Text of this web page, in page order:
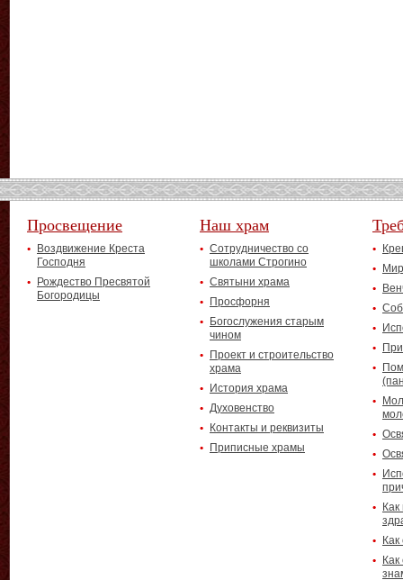
Просвещение
Воздвижение Креста
Господня
Рождество Пресвятой
Богородицы
Наш храм
Сотрудничество со
школами Строгино
Святыни храма
Просфорня
Богослужения старым
чином
Проект и строительство
храма
История храма
Духовенство
Контакты и реквизиты
Приписные храмы
Как